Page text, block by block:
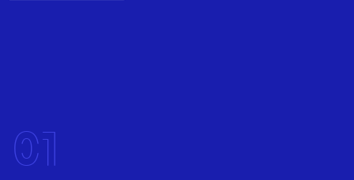
01